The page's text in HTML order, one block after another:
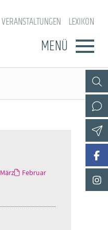
VERANSTALTUNGEN LEXIKON
MENÜ
März
Februar